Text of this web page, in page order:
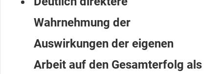
Wahrnehmung der
Auswirkungen der eigenen
Arbeit auf den Gesamterfolg als